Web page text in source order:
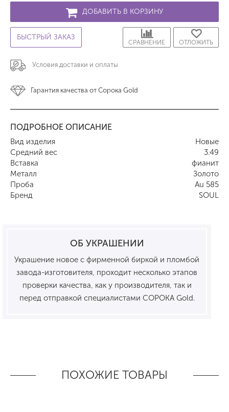
ДОБАВИТЬ В КОРЗИНУ
БЫСТРЫЙ ЗАКАЗ
ОТЛОЖИТЬ
СРАВНЕНИЕ
Условия доставки и оплаты
Гарантия качества от Сорока Gold
ПОДРОБНОЕ ОПИСАНИЕ
Вид изделия
Новые
Средний вес
3.49
Вставка
фианит
Металл
Золото
Проба
Au 585
Бренд
SOUL
ОБ УКРАШЕНИИ
Украшение новое с фирменной биркой и пломбой
завода-изготовителя, проходит несколько этапов
проверки качества, как у производителя, так и
перед отправкой специалистами СОРОКА Gold.
ПОХОЖИЕ ТОВАРЫ